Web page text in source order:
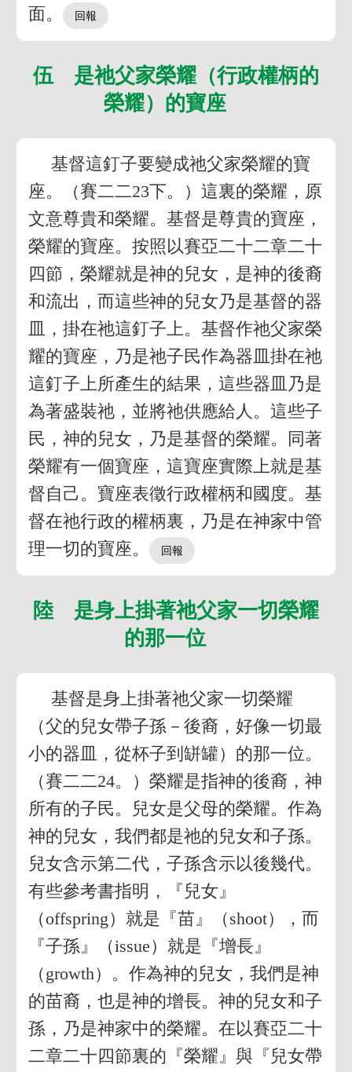
面。
伍 是祂父家榮耀（行政權柄的
榮耀）的寶座
基督這釘子要變成祂父家榮耀的寶
座。（賽二二23下。）這裏的榮耀，原
文意尊貴和榮耀。基督是尊貴的寶座，
榮耀的寶座。按照以賽亞二十二章二十
四節，榮耀就是神的兒女，是神的後裔
和流出，而這些神的兒女乃是基督的器
皿，掛在祂這釘子上。基督作祂父家榮
耀的寶座，乃是祂子民作為器皿掛在祂
這釘子上所產生的結果，這些器皿乃是
為著盛裝祂，並將祂供應給人。這些子
民，神的兒女，乃是基督的榮耀。同著
榮耀有一個寶座，這寶座實際上就是基
督自己。寶座表徵行政權柄和國度。基
督在祂行政的權柄裏，乃是在神家中管
理一切的寶座。
陸 是身上掛著祂父家一切榮耀
的那一位
基督是身上掛著祂父家一切榮耀
（父的兒女帶子孫－後裔，好像一切最
小的器皿，從杯子到缾罐）的那一位。
（賽二二24。）榮耀是指神的後裔，神
所有的子民。兒女是父母的榮耀。作為
神的兒女，我們都是祂的兒女和子孫。
兒女含示第二代，子孫含示以後幾代。
有些參考書指明，『兒女』
（offspring）就是『苗』（shoot），而
『子孫』（issue）就是『增長』
（growth）。作為神的兒女，我們是神
的苗裔，也是神的增長。神的兒女和子
孫，乃是神家中的榮耀。在以賽亞二十
二章二十四節裏的『榮耀』與『兒女帶